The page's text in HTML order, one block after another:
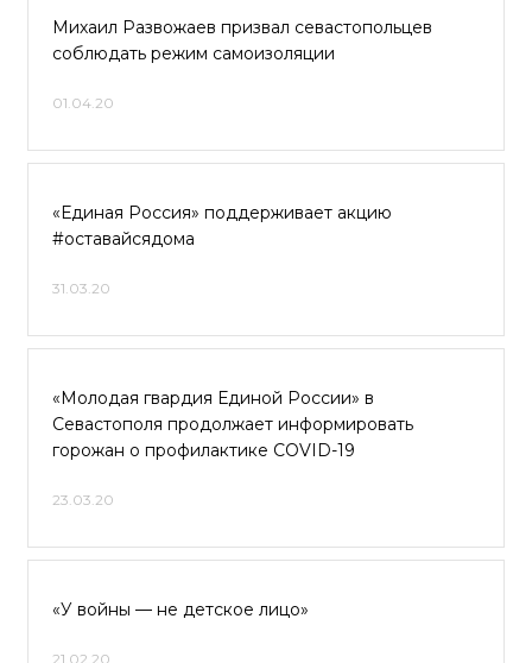
Михаил Развожаев призвал севастопольцев
соблюдать режим самоизоляции
01.04.20
«Единая Россия» поддерживает акцию
#оставайсядома
31.03.20
«Молодая гвардия Единой России» в
Севастополя продолжает информировать
горожан о профилактике COVID-19
23.03.20
«У войны — не детское лицо»
21.02.20